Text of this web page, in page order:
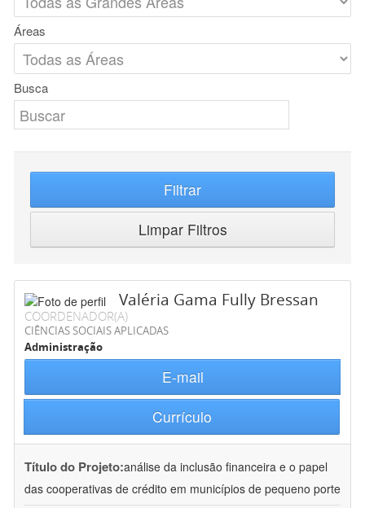
Áreas
Busca
Filtrar
Limpar Filtros
Valéria Gama Fully Bressan
COORDENADOR(A)
CIÊNCIAS SOCIAIS APLICADAS
Administração
E-mail
Currículo
Título do Projeto:análise da inclusão financeira e o papel
das cooperativas de crédito em municípios de pequeno porte